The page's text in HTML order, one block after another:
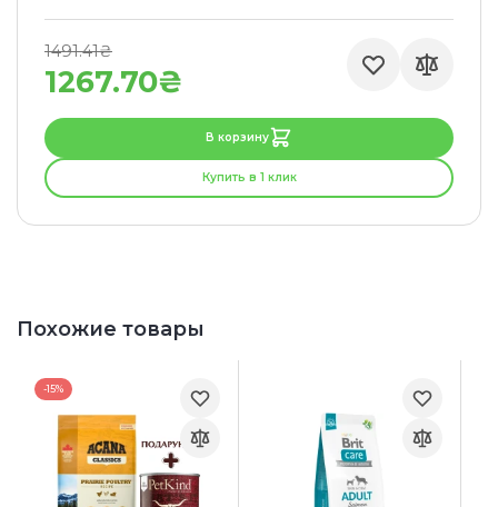
1267.70₴
1491.41₴
В корзину
Купить в 1 клик
Похожие товары
-15%